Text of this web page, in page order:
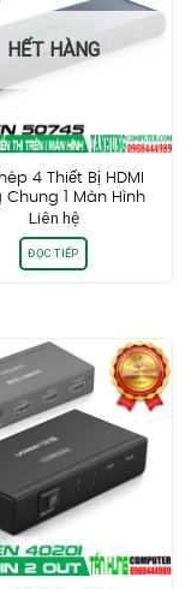
HẾT HÀNG
4 Thiết Bị HDMI
Chung 1 Màn Hình
Ugreen 50745
Liên hệ
ĐỌC TIẾP